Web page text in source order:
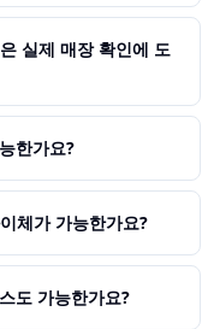
실제 매장 확인에 도
한가요?
체가 가능한가요?
도 가능한가요?